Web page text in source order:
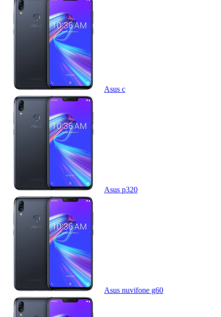
Asus c
Asus p320
Asus nuvifone g60